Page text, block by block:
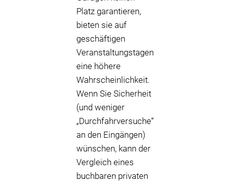
Platz garantieren,
bieten sie auf
geschäftigen
Veranstaltungstagen
eine höhere
Wahrscheinlichkeit.
Wenn Sie Sicherheit
(und weniger
„Durchfahrversuche“
an den Eingängen)
wünschen, kann der
Vergleich eines
buchbaren privaten